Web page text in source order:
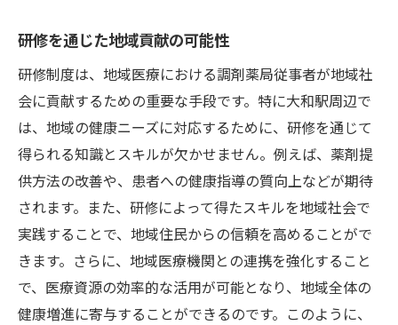
研修を通じた地域貢献の可能性
研修制度は、地域医療における調剤薬局従事者が地域社
会に貢献するための重要な手段です。特に大和駅周辺で
は、地域の健康ニーズに対応するために、研修を通じて
得られる知識とスキルが欠かせません。例えば、薬剤提
供方法の改善や、患者への健康指導の質向上などが期待
されます。また、研修によって得たスキルを地域社会で
実践することで、地域住民からの信頼を高めることがで
きます。さらに、地域医療機関との連携を強化すること
で、医療資源の効率的な活用が可能となり、地域全体の
健康増進に寄与することができるのです。このように、